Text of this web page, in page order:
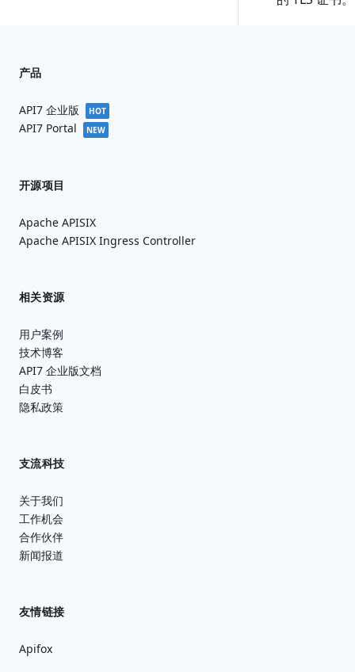
产品
API7 企业版 HOT
API7 Portal NEW
开源项目
Apache APISIX
Apache APISIX Ingress Controller
相关资源
用户案例
技术博客
API7 企业版文档
白皮书
隐私政策
支流科技
关于我们
工作机会
合作伙伴
新闻报道
友情链接
Apifox